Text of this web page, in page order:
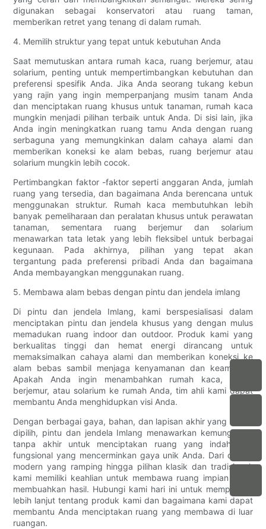
digunakan sebagai konservatori atau ruang taman,
memberikan retret yang tenang di dalam rumah.
4. Memilih struktur yang tepat untuk kebutuhan Anda
Saat memutuskan antara rumah kaca, ruang berjemur, atau
solarium, penting untuk mempertimbangkan kebutuhan dan
preferensi spesifik Anda. Jika Anda seorang tukang kebun
yang rajin yang ingin memperpanjang musim tanam Anda
dan menciptakan ruang khusus untuk tanaman, rumah kaca
mungkin menjadi pilihan terbaik untuk Anda. Di sisi lain, jika
Anda ingin meningkatkan ruang tamu Anda dengan ruang
serbaguna yang memungkinkan dalam cahaya alami dan
memberikan koneksi ke alam bebas, ruang berjemur atau
solarium mungkin lebih cocok.
Pertimbangkan faktor -faktor seperti anggaran Anda, jumlah
ruang yang tersedia, dan bagaimana Anda berencana untuk
menggunakan struktur. Rumah kaca membutuhkan lebih
banyak pemeliharaan dan peralatan khusus untuk perawatan
tanaman, sementara ruang berjemur dan solarium
menawarkan tata letak yang lebih fleksibel untuk berbagai
kegunaan. Pada akhirnya, pilihan yang tepat akan
tergantung pada preferensi pribadi Anda dan bagaimana
Anda membayangkan menggunakan ruang.
5. Membawa alam bebas dengan pintu dan jendela imlang
Di pintu dan jendela Imlang, kami berspesialisasi dalam
menciptakan pintu dan jendela khusus yang dengan mulus
memadukan ruang indoor dan outdoor. Produk kami yang
berkualitas tinggi dan hemat energi dirancang untuk
memaksimalkan cahaya alami dan memberikan koneksi ke
alam bebas sambil menjaga kenyamanan dan keamanan.
Apakah Anda ingin menambahkan rumah kaca, ruang
berjemur, atau solarium ke rumah Anda, tim ahli kami dapat
membantu Anda menghidupkan visi Anda.
Dengan berbagai gaya, bahan, dan lapisan akhir yang dapat
dipilih, pintu dan jendela Imlang menawarkan kemungkinan
tanpa akhir untuk menciptakan ruang yang indah dan
fungsional yang mencerminkan gaya unik Anda. Dari desain
modern yang ramping hingga pilihan klasik dan tradisional,
kami memiliki keahlian untuk membawa ruang impian Anda
membuahkan hasil. Hubungi kami hari ini untuk mempelajari
lebih lanjut tentang produk kami dan bagaimana kami dapat
membantu Anda menciptakan ruang yang membawa di luar
ruangan.